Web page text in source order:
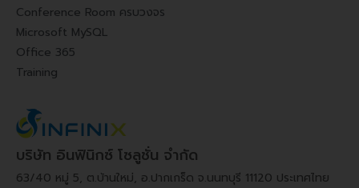
Conference Room ครบวงจร
Microsoft MySQL
Office 365
Training
บริษัท อินฟินิกซ์ โซลูชั่น จำกัด
63/40 หมู่ 5, ต.บ้านใหม่, อ.ปากเกร็ด จ.นนทบุรี 11120 ประเทศไทย